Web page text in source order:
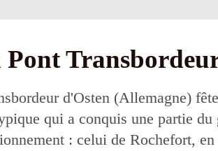
Pont
d'Osten (Allemagne)
qui a conquis une partie
: celui de Rochefort,